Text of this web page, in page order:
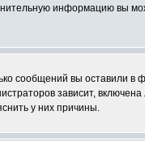
информацию вы
сообщений вы оставили
зависит,
у них причины.